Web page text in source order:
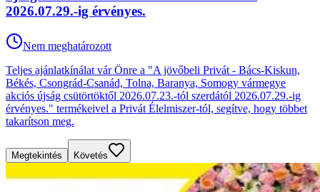
2026.07.29.-ig érvényes.
Nem meghatározott
Teljes ajánlatkínálat vár Önre a "A jövőbeli Privát - Bács-Kiskun,
Békés, Csongrád-Csanád, Tolna, Baranya, Somogy vármegye
akciós újság csütörtöktől 2026.07.23.-tól szerdától 2026.07.29.-ig
érvényes." termékeivel a Privát Élelmiszer-tól, segítve, hogy többet
takarítson meg.
Megtekintés Követés